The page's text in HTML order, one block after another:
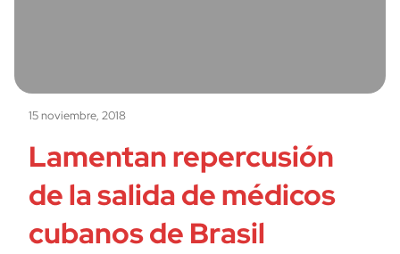
15 noviembre, 2018
Lamentan repercusión
de la salida de médicos
cubanos de Brasil